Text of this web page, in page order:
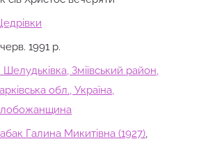
1991 р.
Шелудьківка, Зміївський район,
обл., Україна,
Галина Микитівна (1927)